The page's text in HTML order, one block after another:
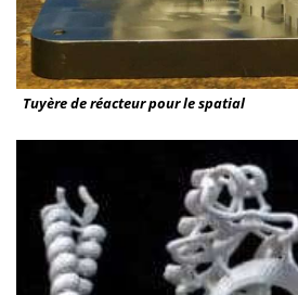
Tuyère de réacteur pour le spatial